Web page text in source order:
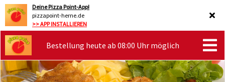
Deine Pizza Point-App!
pizzapoint-herne.de
>> APP INSTALLIEREN
Bestellung heute ab 08:00 Uhr möglich